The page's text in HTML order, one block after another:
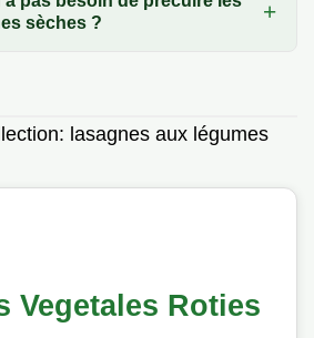
sèches ?
lasagnes aux légumes
Vegetales Roties